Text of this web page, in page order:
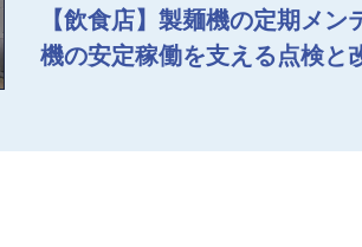
【飲食店】製麺機の定期メ
機の安定稼働を支える点検と